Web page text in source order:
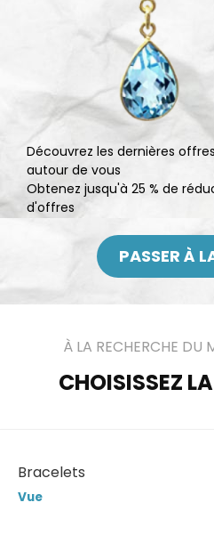
Découvrez les dernières
autour de vous
Obtenez jusqu'à 25 % de
d'offres
PASSER À
À LA RECHERCHE DU
CHOISISSEZ
Bracelets
Vue